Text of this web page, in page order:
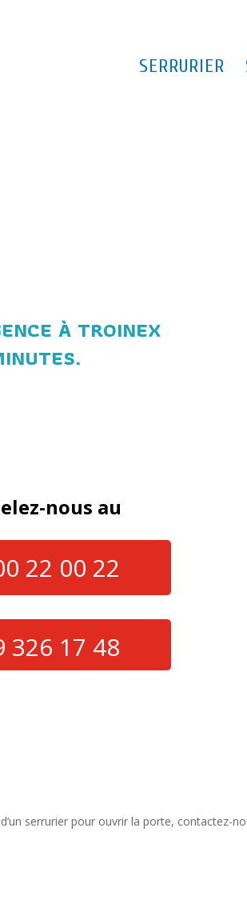
SERRURIER
À TROINEX
nous au
22 00 22
326 17 48
serrurier pour ouvrir la porte, contactez-